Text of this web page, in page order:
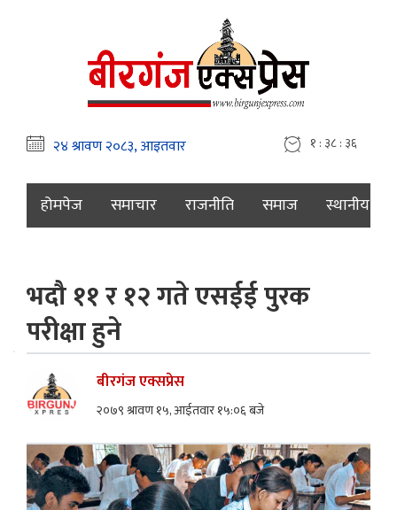
१ : ३८ : ३७
होमपेज समाचार राजनीति समाज स्थानीय
भदौ ११ र १२ गते एसईई पुरक
परीक्षा हुने
बीरगंज एक्सप्रेस
२०७९ श्रावण १५, आईतवार १५:०६ बजे